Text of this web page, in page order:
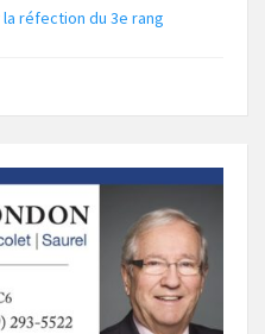
réfection du 3e rang